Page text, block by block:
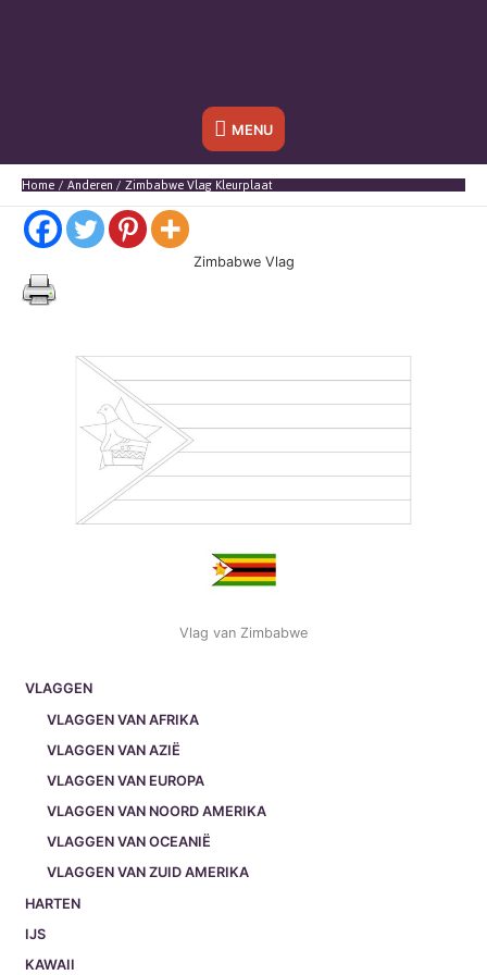
Onder
header
MENU
Home Anderen Zimbabwe Vlag Kleurplaat
VLAGGEN
VLAGGEN VAN AFRIKA
VLAGGEN VAN AZIË
VLAGGEN VAN EUROPA
VLAGGEN VAN NOORD AMERIKA
VLAGGEN VAN OCEANIË
VLAGGEN VAN ZUID AMERIKA
HARTEN
IJS
KAWAII
Zimbabwe Vlag
Vlag van Zimbabwe